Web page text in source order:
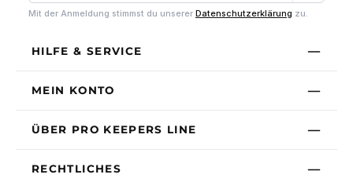
Mit der Anmeldung stimmst du unserer Datenschutzerklärung zu.
HILFE & SERVICE
MEIN KONTO
ÜBER PRO KEEPERS LINE
RECHTLICHES